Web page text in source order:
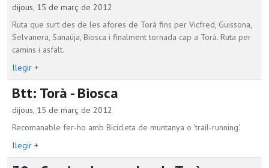
dijous, 15 de març de 2012
Ruta que surt des de les afores de Torà fins per Vicfred, Guissona,
Selvanera, Sanaüja, Biosca i finalment tornada cap a Torà. Ruta per
camins i asfalt.
llegir +
Btt: Torà - Biosca
dijous, 15 de març de 2012
Recomanable fer-ho amb Bicicleta de muntanya o 'trail-running'.
llegir +